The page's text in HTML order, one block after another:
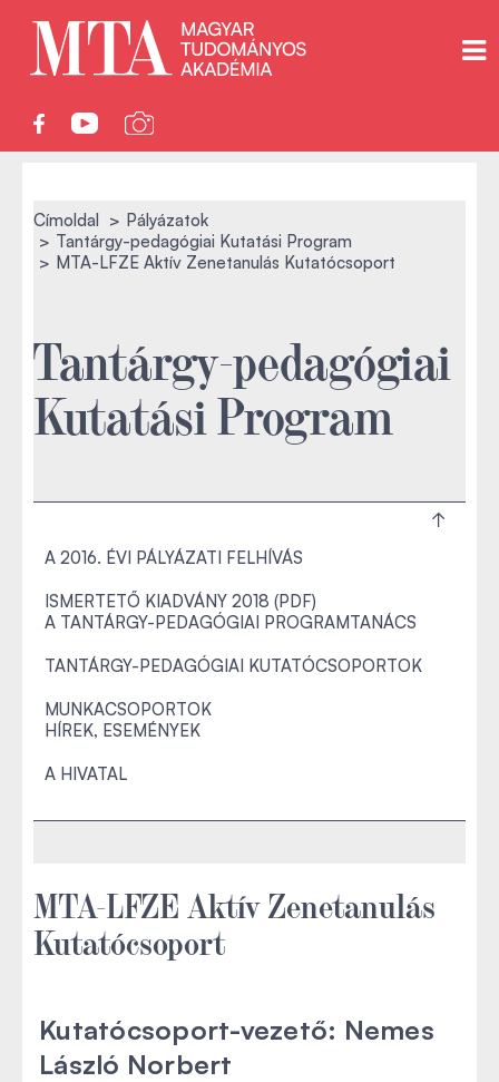
Címoldal
Pályázatok
Tantárgy-pedagógiai Kutatási Program
MTA-LFZE Aktív Zenetanulás Kutatócsoport
Tantárgy-pedagógiai
Kutatási Program
A 2016. ÉVI PÁLYÁZATI FELHÍVÁS
ISMERTETŐ KIADVÁNY 2018 (PDF)
A TANTÁRGY-PEDAGÓGIAI PROGRAMTANÁCS
TANTÁRGY-PEDAGÓGIAI KUTATÓCSOPORTOK
MUNKACSOPORTOK
HÍREK, ESEMÉNYEK
A HIVATAL
MTA-LFZE Aktív Zenetanulás
Kutatócsoport
Kutatócsoport-vezető: Nemes
László Norbert